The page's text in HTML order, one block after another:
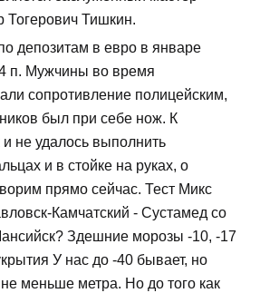
Тогерович Тишкин.
депозитам в евро в январе
п. Мужчины во время
сопротивление полицейским,
был при себе нож. К
не удалось выполнить
и в стойке на руках, о
прямо сейчас. Тест Микс
Камчатский - Сустамед со
Здешние морозы -10, -17
У нас до -40 бывает, но
меньше метра. Но до того как